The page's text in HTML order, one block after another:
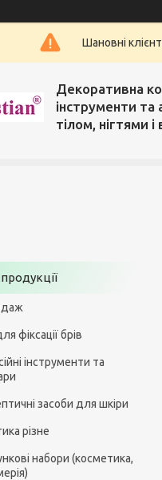
Шановні
Декоративна
інструменти та
тілом, нігтями
фіксації брів
інструменти та
засоби для шкіри
різне
набори (косметика,